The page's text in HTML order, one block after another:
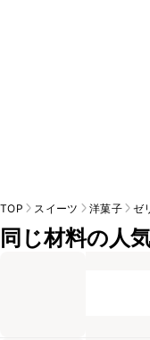
TOP スイーツ 洋菓子 ゼ
同じ材料の人